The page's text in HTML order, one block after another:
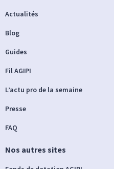
Actualités
Blog
Guides
Fil AGIPI
L’actu pro de la semaine
Presse
FAQ
Nos autres sites